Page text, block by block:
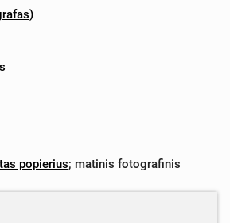
)
popierius; matinis fotografinis